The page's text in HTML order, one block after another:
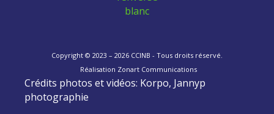
Copyright © 2023 – 2026 CCINB - Tous droits réservé.
Réalisation Zonart Communications
Crédits photos et vidéos: Korpo, Jannyp
photographie